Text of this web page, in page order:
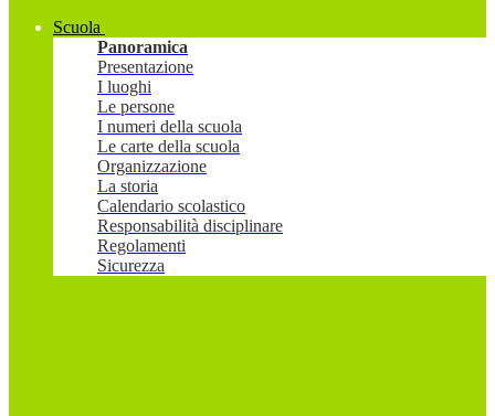
Scuola
Panoramica
Presentazione
I luoghi
Le persone
I numeri della scuola
Le carte della scuola
Organizzazione
La storia
Calendario scolastico
Responsabilità disciplinare
Regolamenti
Sicurezza